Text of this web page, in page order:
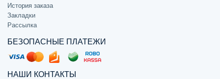
История заказа
Закладки
Рассылка
БЕЗОПАСНЫЕ ПЛАТЕЖИ
НАШИ КОНТАКТЫ